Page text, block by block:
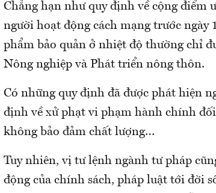
Chẳng hạn như quy định về cộng điểm
người hoạt động cách mạng trước
phẩm bảo quản ở nhiệt độ thường chỉ
Nông nghiệp và Phát triển nông thôn.
Có những quy định đã được phát hiện
định về xử phạt vi phạm hành chính
không bảo đảm chất lượng…
Tuy nhiên, vị tư lệnh ngành tư pháp
động của chính sách, pháp luật tới đời